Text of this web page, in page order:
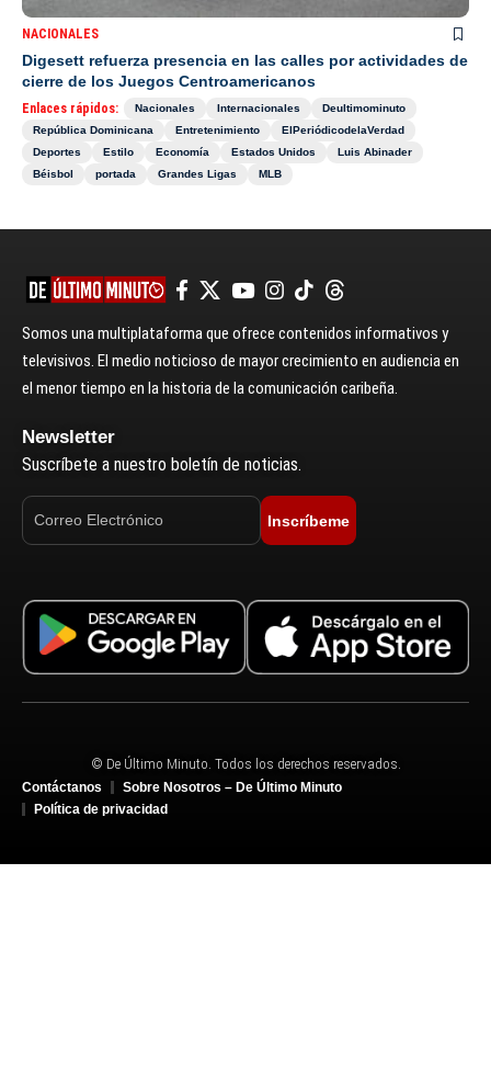
NACIONALES
Digesett refuerza presencia en las calles por actividades de
cierre de los Juegos Centroamericanos
Enlaces rápidos: Nacionales Internacionales
Deultimominuto
República Dominicana
Entretenimiento
ElPeriódicodelaVerdad
Deportes
Estilo Economía Estados Unidos
Luis Abinader
Béisbol
portada Grandes Ligas MLB
Somos una multiplataforma que ofrece contenidos informativos y
televisivos. El medio noticioso de mayor crecimiento en audiencia en
el menor tiempo en la historia de la comunicación caribeña.
Newsletter
Suscríbete a nuestro boletín de noticias.
Inscríbeme
© De Último Minuto. Todos los derechos reservados.
Contáctanos
Sobre Nosotros – De Último Minuto
Política de privacidad